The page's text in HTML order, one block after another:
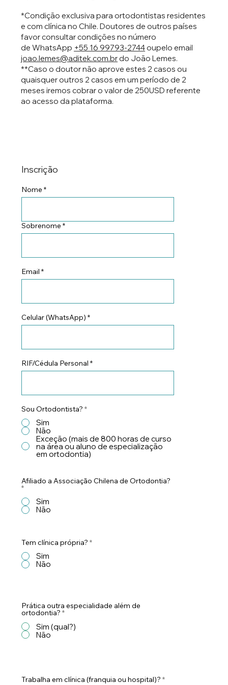
*Condição exclusiva para ortodontistas residentes
e com clínica no Chile. Doutores de outros países
favor consultar condições no número
de WhatsApp +55 16 99793-2744oupelo email
joao.lemes@aditek.com.brdo João Lemes.
​**Caso o doutor não aprove estes 2 casos ou
quaisquer outros 2 casos em um período de 2
meses iremos cobrar o valor de 250USD referente
ao acesso da plataforma.
Inscrição
Nome
Sobrenome
Email
Celular (WhatsApp)
RIF/Cédula Personal
Sou Ortodontista? *
Sim
Não
Exceção (mais de 800 horas de curso
na área ou aluno de especialização
em ortodontia)
Afiliado a Associação Chilena de Ortodontia?
*
Sim
Não
Tem clínica própria? *
Sim
Não
Prática outra especialidade além de
ortodontia? *
Sim (qual?)
Não
Trabalha em clínica (franquia ou hospital)? *